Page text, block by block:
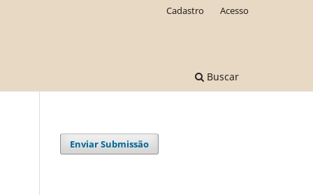
Buscar
Cadastro Acesso
Enviar Submissão